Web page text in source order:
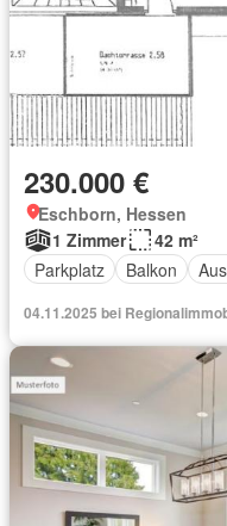
230.000 €
Eschborn, Hessen
1 Zimmer
42 m²
Parkplatz
Balkon
04.11.2025 bei